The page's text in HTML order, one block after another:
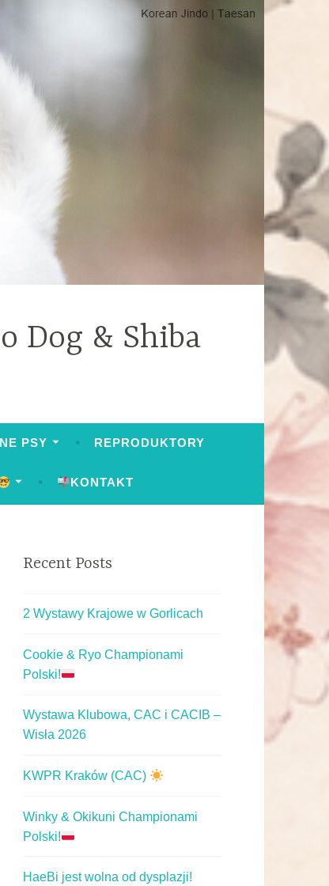
Dog & Shiba
PSY REPRODUKTORY
KONTAKT
Recent Posts
2 Wystawy Krajowe w Gorlicach
Cookie & Ryo Championami
Polski!
Wystawa Klubowa, CAC i CACIB –
Wisła 2026
KWPR Kraków (CAC)
Winky & Okikuni Championami
Polski!
HaeBi jest wolna od dysplazji!